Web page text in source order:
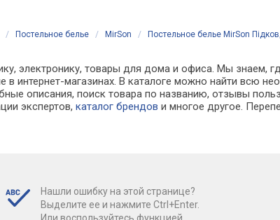
/ Постельное белье / MirSon / Постельное белье MirSon
электронику, товары для дома и офиса. Мы знаем,
в интернет-магазинах. В каталоге можно найти всю
описания, поиск товара по названию, отзывы
экспертов,каталог брендов и многое другое.
Нашли ошибку на этой странице?
Выделите ее и нажмите Ctrl+Enter.